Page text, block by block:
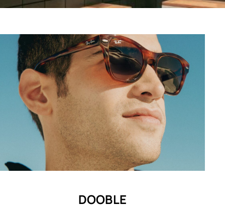
DOOBLE